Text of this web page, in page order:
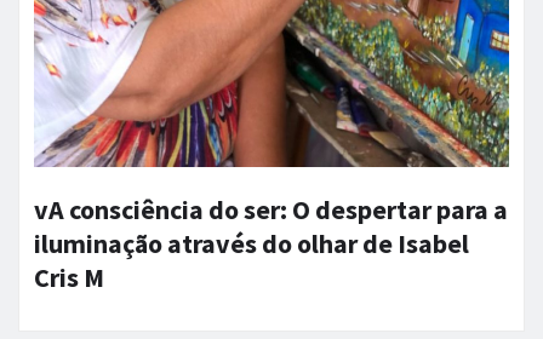
vA consciência do ser: O despertar para a
iluminação através do olhar de Isabel
Cris M